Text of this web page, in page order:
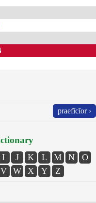
praefĭcĭor ›
I J K L M N
O
V W X Y Z